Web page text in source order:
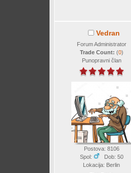
Vedran
Forum Administrator
Trade Count: (0)
Punopravni član
Postova: 8106
Spol:
Dob: 50
Lokacija: Berlin